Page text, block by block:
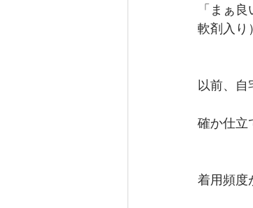
「まぁ
軟剤入り
以前、自
確か仕立
着用頻度